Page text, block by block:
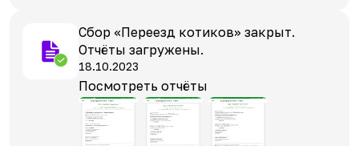
Сбор «Переезд котиков» закрыт.
Отчёты загружены.
18.10.2023
Посмотреть отчёты